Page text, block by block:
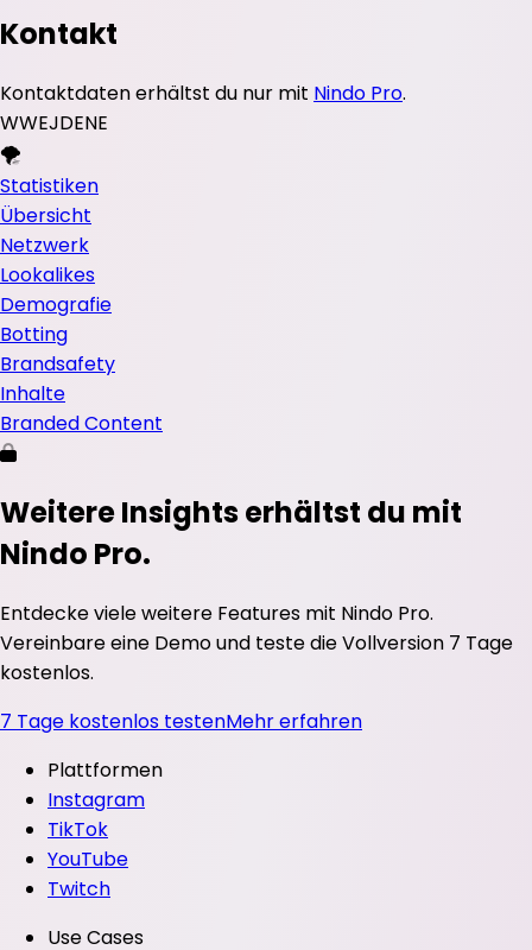
Kontakt
Kontaktdaten erhältst du nur mit Nindo Pro.
WWEJDENE
🌪️
Statistiken
Übersicht
Netzwerk
Lookalikes
Demografie
Botting
Brandsafety
Inhalte
Branded Content
Weitere Insights erhältst du mit
Nindo Pro.
Entdecke viele weitere Features mit Nindo Pro.
Vereinbare eine Demo und teste die Vollversion 7 Tage
kostenlos.
7 Tage kostenlos testenMehr erfahren
Plattformen
Instagram
TikTok
YouTube
Twitch
Use Cases